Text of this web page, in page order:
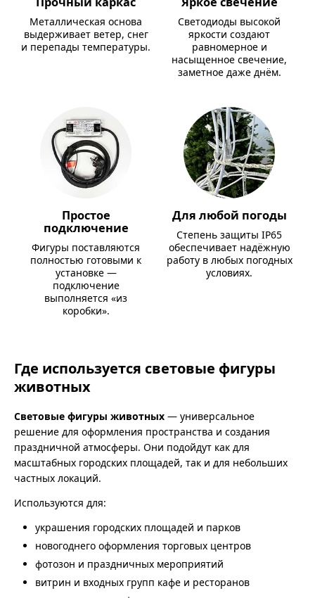
Металлическая основа
выдерживает ветер, снег
и перепады температуры.
Светодиоды высокой
яркости создают
равномерное и
насыщенное свечение,
заметное даже днём.
Простое
подключение
Фигуры поставляются
полностью готовыми к
установке —
подключение
выполняется «из
коробки».
Для любой погоды
Степень защиты IP65
обеспечивает надёжную
работу в любых погодных
условиях.
Где используется световые фигуры
животных
Световые фигуры животных — универсальное
решение для оформления пространства и создания
праздничной атмосферы. Они подойдут как для
масштабных городских площадей, так и для небольших
частных локаций.
Используются для:
украшения городских площадей и парков
новогоднего оформления торговых центров
фотозон и праздничных мероприятий
витрин и входных групп кафе и ресторанов